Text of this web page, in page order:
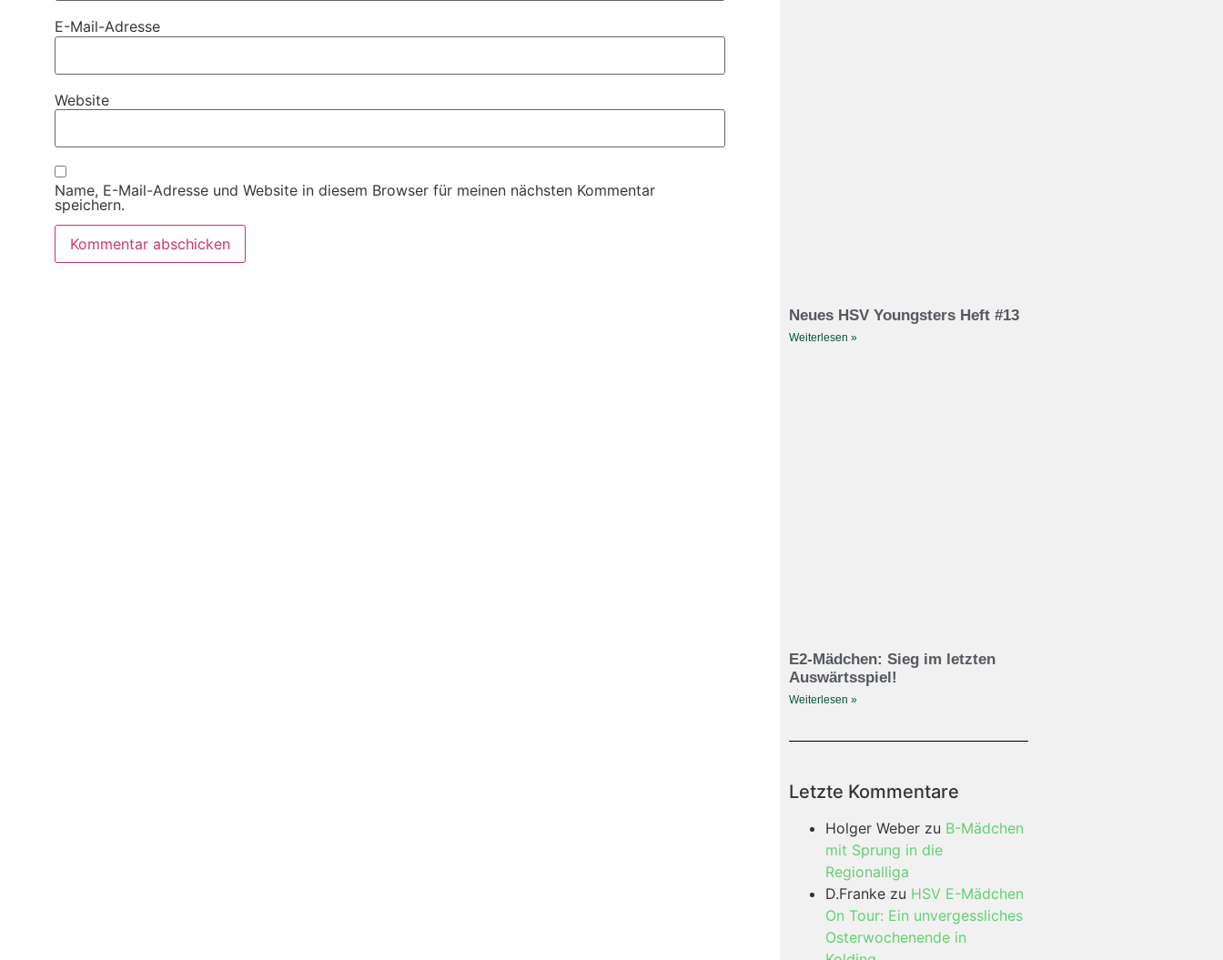
E-Mail-Adresse
Website
Name, E-Mail-Adresse und Website in diesem Browser für meinen nächsten Kommentar
speichern.
Neues HSV Youngsters Heft #13
Weiterlesen »
E2-Mädchen: Sieg im letzten
Auswärtsspiel!
Weiterlesen »
Letzte Kommentare
Holger Weberzu B-Mädchen
mit Sprung in die
Regionalliga
D.Frankezu HSV E-Mädchen
On Tour: Ein unvergessliches
Osterwochenende in